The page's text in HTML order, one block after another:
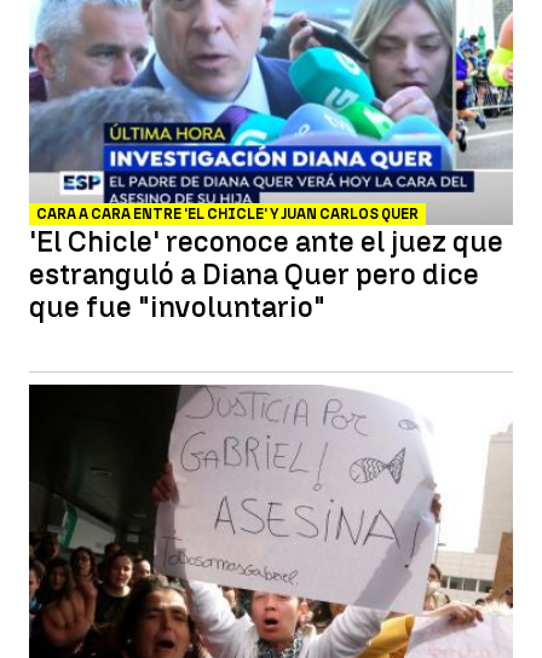
CARA A CARA ENTRE 'EL CHICLE' Y JUAN CARLOS QUER
'El Chicle' reconoce ante el juez que
estranguló a Diana Quer pero dice
que fue "involuntario"